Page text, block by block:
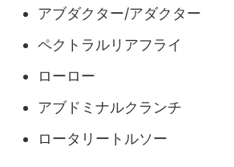
アブダクター/アダクター
ペクトラルリアフライ
ローロー
アブドミナルクランチ
ロータリートルソー